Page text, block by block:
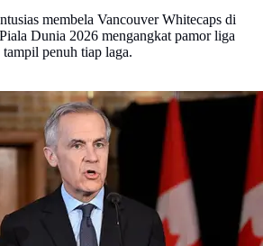
membela Vancouver Whitecaps di
Dunia 2026 mengangkat pamor liga
penuh tiap laga.